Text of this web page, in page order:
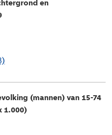
en
(mannen) van 15-74
1.000)